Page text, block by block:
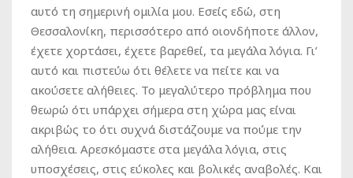
αυτό τη σημερινή ομιλία μου. Εσείς εδώ, στη
Θεσσαλονίκη, περισσότερο από οιονδήποτε άλλον,
έχετε χορτάσει, έχετε βαρεθεί, τα μεγάλα λόγια. Γι’
αυτό και πιστεύω ότι θέλετε να πείτε και να
ακούσετε αλήθειες. Το μεγαλύτερο πρόβλημα που
θεωρώ ότι υπάρχει σήμερα στη χώρα μας είναι
ακριβώς το ότι συχνά διστάζουμε να πούμε την
αλήθεια. Αρεσκόμαστε στα μεγάλα λόγια, στις
υποσχέσεις, στις εύκολες και βολικές αναβολές. Και